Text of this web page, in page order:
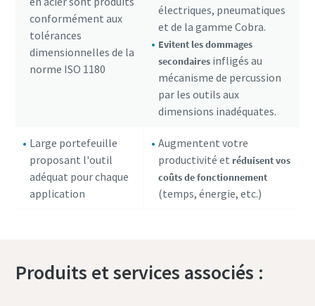
conformément aux
tolérances
dimensionnelles de la
norme ISO 1180
électriques, pneumatiques
et de la gamme Cobra.
Evitent les dommages
secondaires infligés au
mécanisme de percussion
par les outils aux
dimensions inadéquates.
Large portefeuille
proposant l'outil
adéquat pour chaque
application
Augmentent votre
productivité et réduisent vos
coûts de fonctionnement
(temps, énergie, etc.)
Produits et services associés :